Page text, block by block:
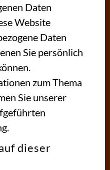
Daten
Website
Daten
Sie persönlich
zum Thema
Sie unserer
dieser